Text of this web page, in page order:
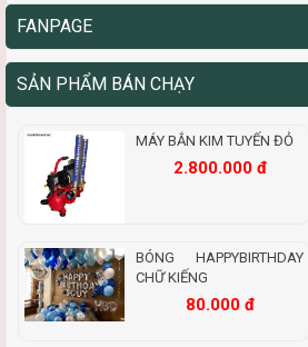
FANPAGE
SẢN PHẨM BÁN CHẠY
MÁY BẮN KIM TUYẾN ĐỎ
2.800.000 đ
BÓNG HAPPYBIRTHDAY
CHỮ KIẾNG
80.000 đ